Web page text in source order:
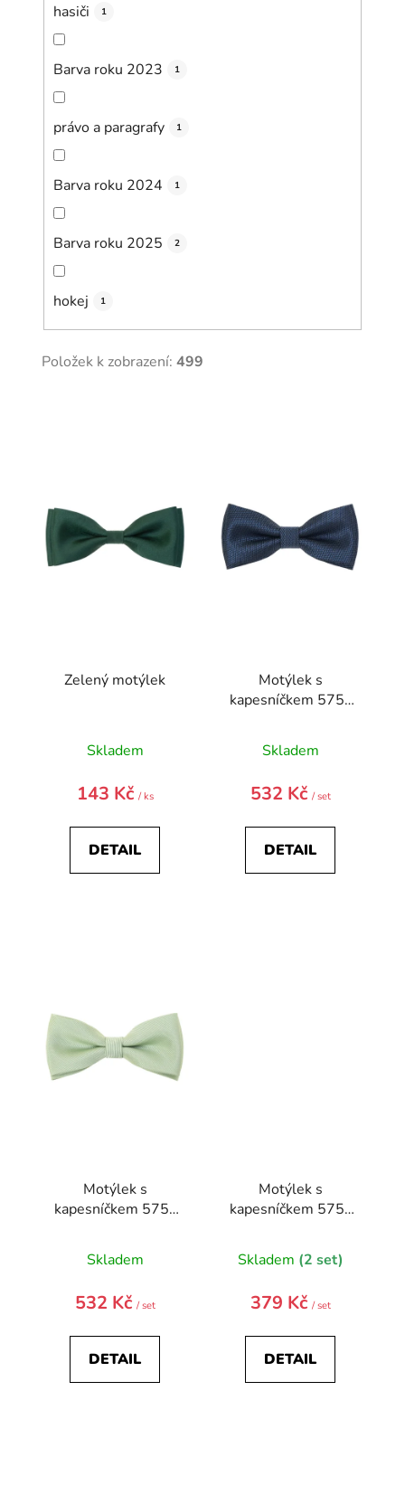
hasiči 1
Barva roku 2023 1
právo a paragrafy 1
Barva roku 2024 1
Barva roku 2025 2
hokej 1
Položek k zobrazení: 499
Zelený motýlek
Skladem
143 Kč / ks
DETAIL
Motýlek s
kapesníčkem 575-
Skladem
532 Kč / set
DETAIL
Motýlek s
kapesníčkem 575-
Skladem
532 Kč / set
DETAIL
Motýlek s
kapesníčkem 575-
Skladem (2 set)
379 Kč / set
DETAIL